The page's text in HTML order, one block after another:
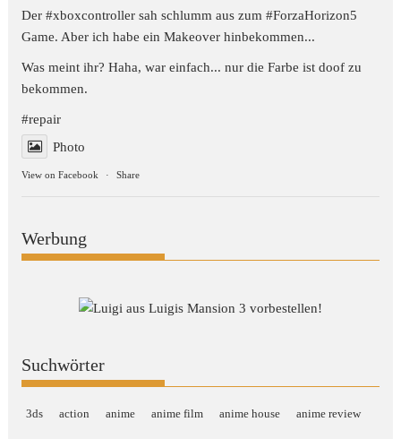
Der #xboxcontroller sah schlumm aus zum#ForzaHorizon5
Game. Aber ich habe ein Makeover hinbekommen...
Was meint ihr? Haha, war einfach... nur die Farbe ist doof zu
bekommen.
#repair
Photo
View on Facebook · Share
Werbung
Suchwörter
3ds action anime anime film anime house anime review